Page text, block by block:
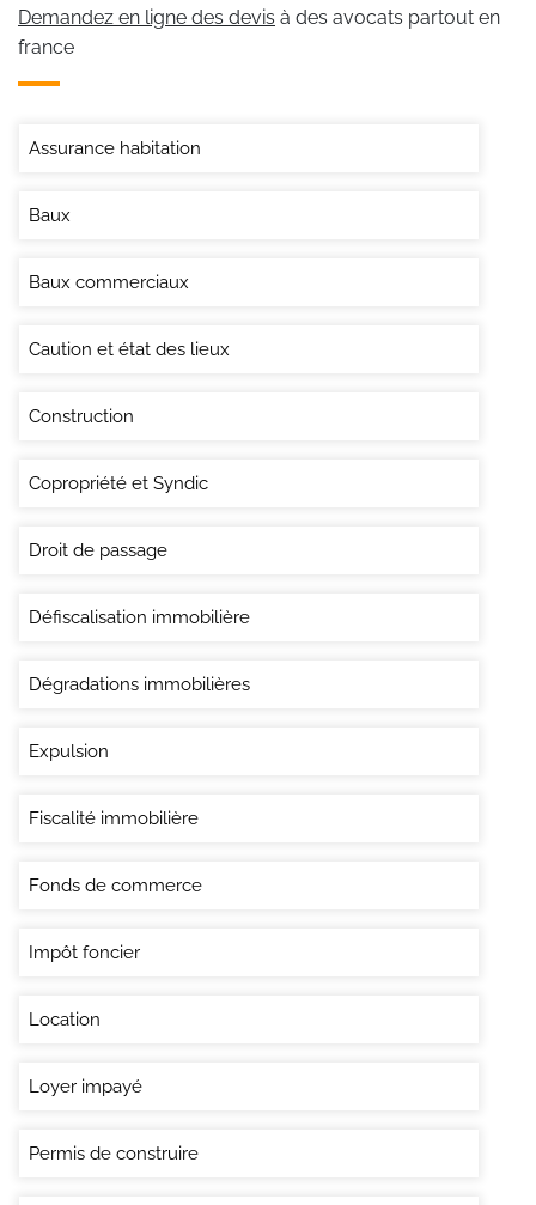
Demandez en ligne des devis à des avocats partout en
france
Assurance habitation
Baux
Baux commerciaux
Caution et état des lieux
Construction
Copropriété et Syndic
Droit de passage
Défiscalisation immobilière
Dégradations immobilières
Expulsion
Fiscalité immobilière
Fonds de commerce
Impôt foncier
Location
Loyer impayé
Permis de construire